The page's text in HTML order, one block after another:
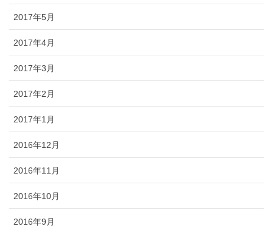
2017年5月
2017年4月
2017年3月
2017年2月
2017年1月
2016年12月
2016年11月
2016年10月
2016年9月